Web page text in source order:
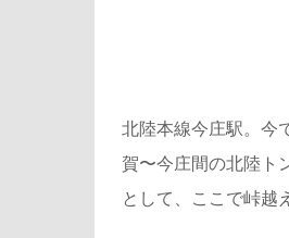
北陸本線今庄駅。今
賀〜今庄間の北陸ト
として、ここで峠越